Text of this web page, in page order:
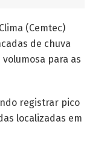
(Cemtec)
de chuva
para as
registrar pico
localizadas em